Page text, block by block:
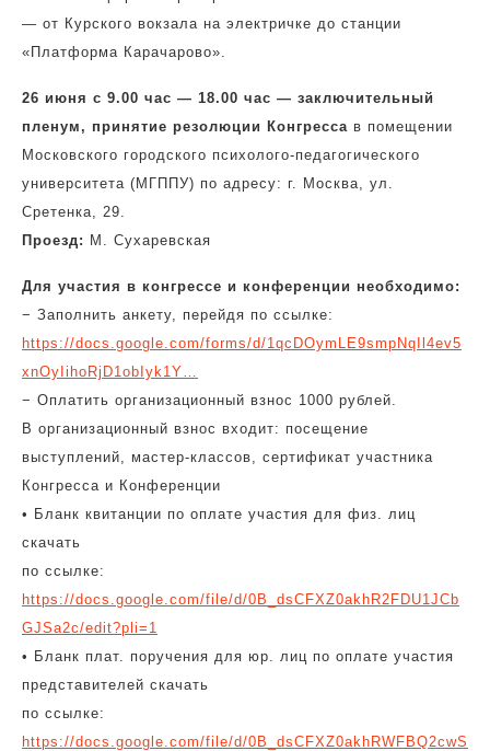
— от Курского вокзала на электричке до станции
«Платформа Карачарово».
26 июня с 9.00 час — 18.00 час — заключительный
пленум, принятие резолюции Конгресса в помещении
Московского городского психолого-педагогического
университета (МГППУ) по адресу: г. Москва, ул.
Сретенка, 29.
Проезд: М. Сухаревская
Для участия в конгрессе и конференции необходимо:
− Заполнить анкету, перейдя по ссылке:
https://docs.google.com/forms/d/1qcDOymLE9smpNqIl4ev5
xnOyIihoRjD1obIyk1Y…
− Оплатить организационный взнос 1000 рублей.
В организационный взнос входит: посещение
выступлений, мастер-классов, сертификат участника
Конгресса и Конференции
• Бланк квитанции по оплате участия для физ. лиц
скачать
по ссылке:
https://docs.google.com/file/d/0B_dsCFXZ0akhR2FDU1JCb
GJSa2c/edit?pli=1
• Бланк плат. поручения для юр. лиц по оплате участия
представителей скачать
по ссылке:
https://docs.google.com/file/d/0B_dsCFXZ0akhRWFBQ2cwS